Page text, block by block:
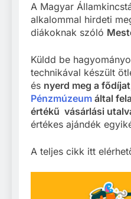
A Magyar
alkalommal hirdeti
diákoknak szóló
Küldd be
technikával készült
és nyerd meg a
Pénzmúzeum által
értékű vásárlási
értékes ajándék
A teljes cikk itt